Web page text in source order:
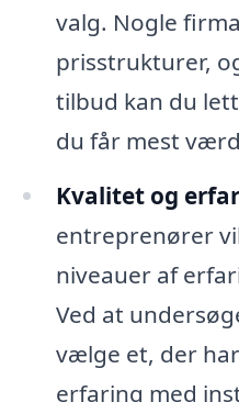
valg. Nogle
prisstrukturer,
tilbud kan du
du får mest
Kvalitet og
entreprenører
niveauer af
Ved at
vælge et, der
erfaring med